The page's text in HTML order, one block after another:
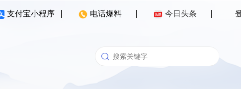
支付宝小程序 电话爆料 今日头条